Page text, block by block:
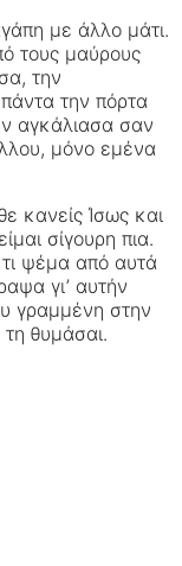
με άλλο μάτι.
τους μαύρους
την
την πόρτα
αγκάλιασα σαν
μόνο εμένα
κανείς Ίσως και
σίγουρη πια.
τι ψέμα από αυτά
γι’ αυτήν
γραμμένη στην
τη θυμάσαι.